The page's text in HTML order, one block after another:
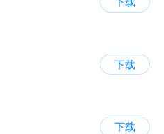
下载
下载